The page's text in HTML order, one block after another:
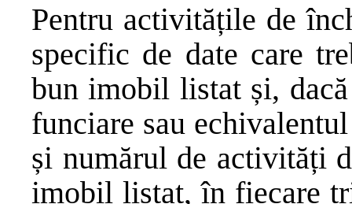
Pentru activitățile de
specific de date care
bun imobil listat și,
funciare sau
și numărul de activități
imobil listat, în fiecare